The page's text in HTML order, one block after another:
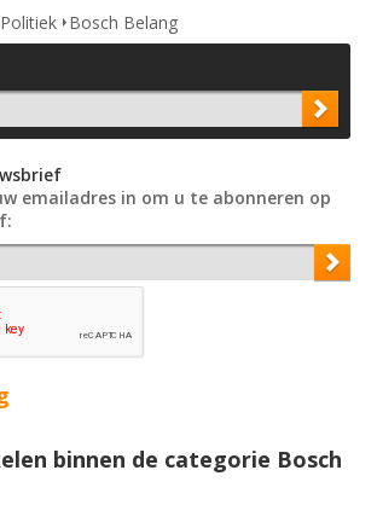
Politiek Bosch Belang
emailadres in om u te abonneren op
binnen de categorie Bosch